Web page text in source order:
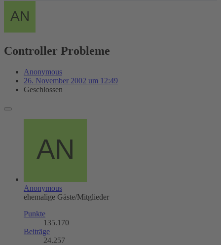
Controller Probleme
Anonymous
26. November 2002 um 12:49
Geschlossen
Anonymous
ehemalige Gäste/Mitglieder
Punkte
135.170
Beiträge
24.257